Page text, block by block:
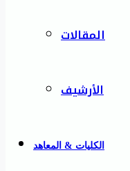
المقالات
الأرشيف
الكليات & المعاهد